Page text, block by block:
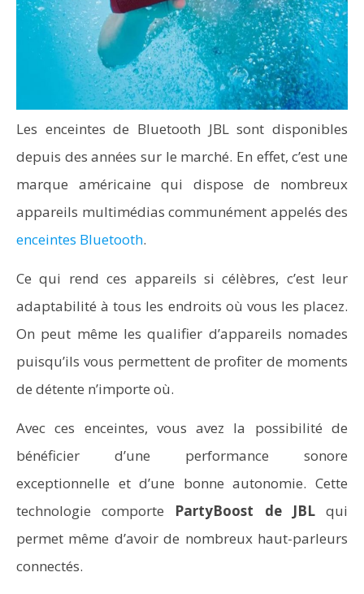
Les enceintes de Bluetooth JBL sont disponibles
depuis des années sur le marché. En effet, c’est une
marque américaine qui dispose de nombreux
appareils multimédias communément appelés des
enceintes Bluetooth.
Ce qui rend ces appareils si célèbres, c’est leur
adaptabilité à tous les endroits où vous les placez.
On peut même les qualifier d’appareils nomades
puisqu’ils vous permettent de profiter de moments
de détente n’importe où.
Avec ces enceintes, vous avez la possibilité de
bénéficier d’une performance sonore
exceptionnelle et d’une bonne autonomie. Cette
technologie comporte PartyBoost de JBLqui
permet même d’avoir de nombreux haut-parleurs
connectés.